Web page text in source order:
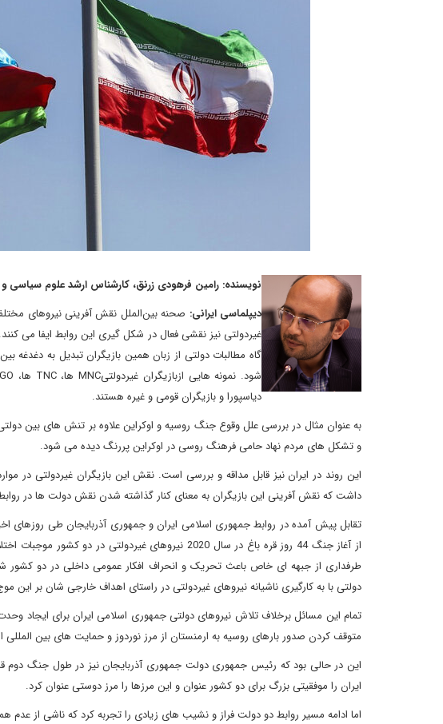
نویسنده: رامین فرهودی زرنق، کارشناس ارشد علوم سیاسی و
دیپلماسی ایرانی: صحنه بین‌الملل نقش آفرینی نیروهای
غیردولتی نیز نقشی فعال در شکل گیری این روابط ایفا می
گاه مطالبات دولتی از زبان همین بازیگران تبدیل به
دیاسپورا و بازیگران قومی و غیره هستند.
به عنوان مثال در بررسی علل وقوع جنگ روسیه و اوکراین علاوه بر تنش های بین
و تشکل های مردم نهاد حامی فرهنگ روسی در اوکراین پررنگ دیده می شود.
این روند در ایران نیز قابل مداقه و بررسی است. نقش این بازیگران غیردولتی در
داشت که نقش آفرینی این بازیگران به معنای کنار گذاشته شدن نقش دولت ها در
تقابل پیش آمده در روابط جمهوری اسلامی ایران و جمهوری آذربایجان طی روزهای
از آغاز جنگ 44 روز قره باغ در سال 2020 نیروهای
طرفداری از جبهه ای خاص باعث تحریک و انحراف افکار عمومی داخلی در دو کشور
دولتی با به کارگیری ناشیانه نیروهای غیردولتی در راستای اهداف خارجی شان بر این
تمام این مسائل برخلاف تلاش نیروهای دولتی جمهوری اسلامی ایران برای ایجاد
متوقف کردن صدور بارهای روسیه به ارمنستان از مرز نوردوز و حمایت های بین المللی
این در حالی بود که رئیس جمهوری دولت جمهوری آذربایجان نیز در طول جنگ دوم
ایران را موفقیتی بزرگ برای دو کشور عنوان و این مرزها را مرز دوستی عنوان کرد.
اما ادامه مسیر روابط دو دولت فراز و نشیب های زیادی را تجربه کرد که ناشی از عدم